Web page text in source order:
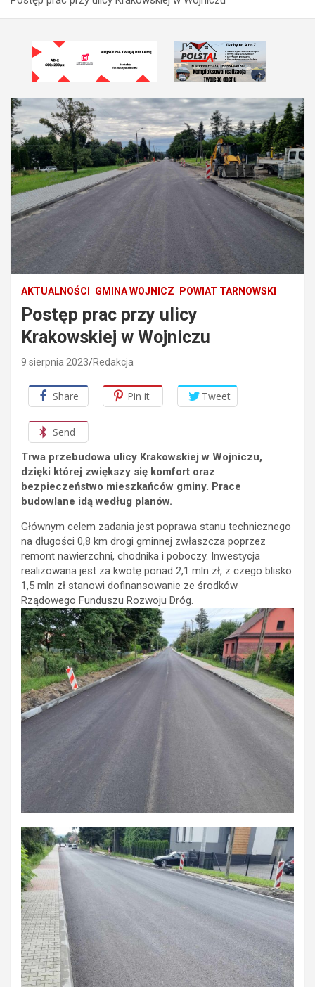
AKTUALNOŚCI GMINA WOJNICZ POWIAT TARNOWSKI
Postęp prac przy ulicy
Krakowskiej w Wojniczu
9 sierpnia 2023 Redakcja
Share Pin it Tweet
Send
Trwa przebudowa ulicy Krakowskiej w Wojniczu,
dzięki której zwiększy się komfort oraz
bezpieczeństwo mieszkańców gminy. Prace
budowlane idą według planów.
Głównym celem zadania jest poprawa stanu technicznego
na długości 0,8 km drogi gminnej zwłaszcza poprzez
remont nawierzchni, chodnika i poboczy. Inwestycja
realizowana jest za kwotę ponad 2,1 mln zł, z czego blisko
1,5 mln zł stanowi dofinansowanie ze środków
Rządowego Funduszu Rozwoju Dróg.